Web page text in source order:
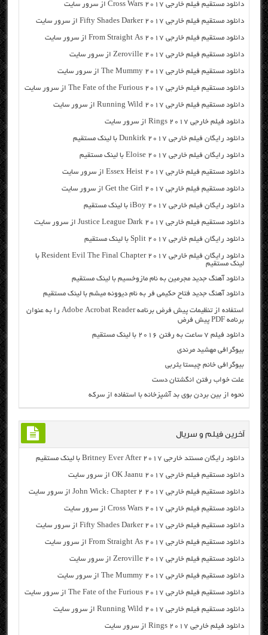
دانلود مستقیم فیلم خارجی Cross Wars 2017 از سرور سایت
دانلود مستقیم فیلم خارجی Fifty Shades Darker 2017 از سرور سایت
دانلود مستقیم فیلم خارجی From Straight As 2017 از سرور سایت
دانلود مستقیم فیلم خارجی Zeroville 2017 از سرور سایت
دانلود مستقیم فیلم خارجی The Mummy 2017 از سرور سایت
دانلود مستقیم فیلم خارجی The Fate of the Furious 2017 از سرور سایت
دانلود مستقیم فیلم خارجی Running Wild 2017 از سرور سایت
دانلود فیلم خارجی Rings 2017 از سرور سایت
دانلود رایگان فیلم خارجی Dunkirk 2017 با لینک مستقیم
دانلود رایگان فیلم خارجی Eloise 2017 با لینک مستقیم
دانلود مستقیم فیلم خارجی Essex Heist 2017 از سرور سایت
دانلود مستقیم فیلم خارجی Get the Girl 2017 از سرور سایت
دانلود رایگان فیلم خارجی iBoy 2017 با لینک مستقیم
دانلود مستقیم فیلم خارجی Justice League Dark 2017 از سرور سایت
دانلود رایگان فیلم خارجی Split 2017 با لینک مستقیم
دانلود رایگان فیلم خارجی Resident Evil The Final Chapter 2017 با
لینک مستقیم
دانلود آهنگ جدید مجرمین به نام مازوخسیم با لینک مستقیم
دانلود آهنگ جدید فتاح حکیمی فر به نام دیوونه میشم با لینک مستقیم
استفاده از تنظیمات پیش فرض برنامه Adobe Acrobat Reader را به عنوان
برنامه PDF پیش فرض
دانلود فیلم ۷ ساعت به رفتن ۲۰۱۶ با لینک مستقیم
بیوگرافی مهشید مرندی
بیوگرافی خانم چیستا یثربی
علت خواب رفتن انگشتان دست
نحوه از بین بردن بوی بد آشپزخانه با استفاده از سرکه
آخرین فیلم و سریال
دانلود رایگان مسنتد خارجی Britney Ever After 2017 با لینک مستقیم
دانلود مستقیم فیلم خارجی OK Jaanu 2017 از سرور سایت
دانلود مستقیم فیلم خارجی John Wick: Chapter 2 2017 از سرور سایت
دانلود مستقیم فیلم خارجی Cross Wars 2017 از سرور سایت
دانلود مستقیم فیلم خارجی Fifty Shades Darker 2017 از سرور سایت
دانلود مستقیم فیلم خارجی From Straight As 2017 از سرور سایت
دانلود مستقیم فیلم خارجی Zeroville 2017 از سرور سایت
دانلود مستقیم فیلم خارجی The Mummy 2017 از سرور سایت
دانلود مستقیم فیلم خارجی The Fate of the Furious 2017 از سرور سایت
دانلود مستقیم فیلم خارجی Running Wild 2017 از سرور سایت
دانلود فیلم خارجی Rings 2017 از سرور سایت